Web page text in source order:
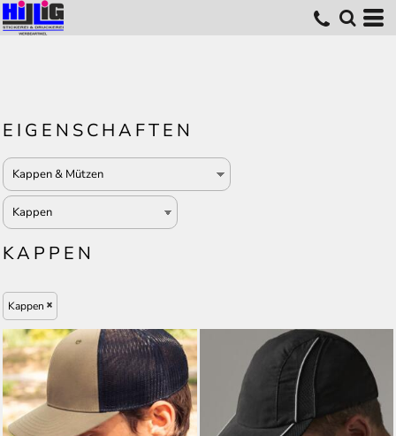
EIGENSCHAFTEN
KAPPEN
Kappen